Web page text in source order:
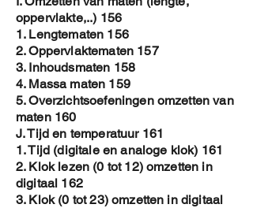
oppervlakte,..) 156
1. Lengtematen 156
2. Oppervlaktematen 157
3. Inhoudsmaten 158
4. Massa maten 159
5. Overzichtsoefeningen omzetten van
maten 160
J. Tijd en temperatuur 161
1. Tijd (digitale en analoge klok) 161
2. Klok lezen (0 tot 12) omzetten in
digitaal 162
3. Klok (0 tot 23) omzetten in digitaal